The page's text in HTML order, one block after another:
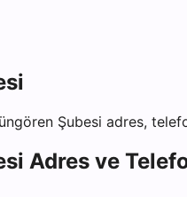
Şubesi adres,
Adres ve